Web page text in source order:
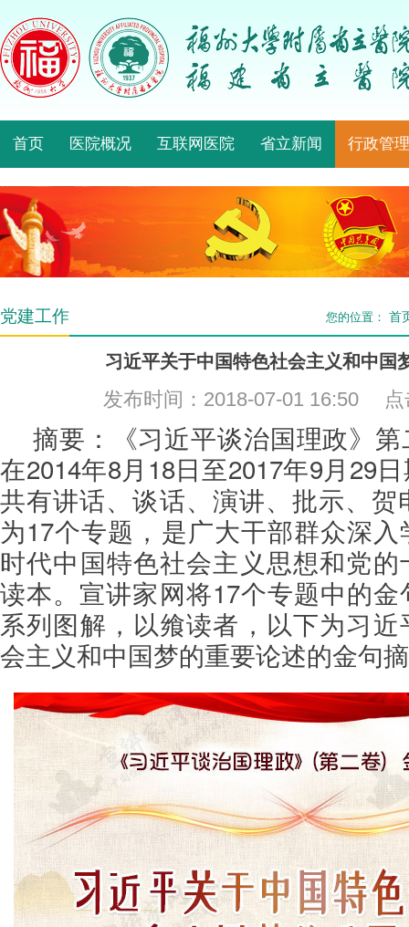
首页 医院概况 互联网医院 省立新闻 行政管理
党建工作 您的位置： 首
习近平关于中国特色社会主义和中国
发布时间：2018-07-01 16:50 点
摘要：《习近平谈治国理政》
在2014年8月18日至2017年9月29
共有讲话、谈话、演讲、批示、贺
为17个专题，是广大干部群众深
时代中国特色社会主义思想和党
读本。宣讲家网将17个专题中的
系列图解，以飨读者，以下为习
会主义和中国梦的重要论述的金句